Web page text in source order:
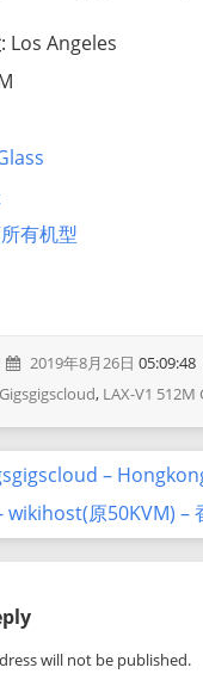
: Los Angeles
有机型
2019年8月26日 05:09:48
Gigsgigscloud, LAX-V1 512M
–
wikihost(原50KVM) –
will not be published.